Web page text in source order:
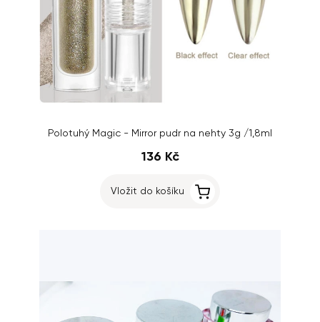
Polotuhý Magic - Mirror pudr na nehty 3g /1,8ml
136 Kč
Vložit do košíku